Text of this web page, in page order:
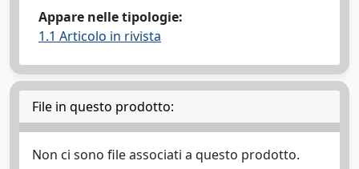
Appare nelle tipologie:
1.1 Articolo in rivista
File in questo prodotto:
Non ci sono file associati a questo prodotto.